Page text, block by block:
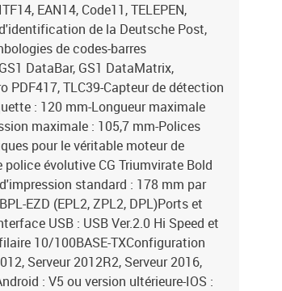
EAN14, Code11, TELEPEN,
d'identification de la Deutsche Post,
de codes-barres
DataBar, GS1 DataMatrix,
PDF417, TLC39-Capteur de détection
: 120 mm-Longueur maximale
maximale : 105,7 mm-Polices
pour le véritable moteur de
évolutive CG Triumvirate Bold
standard : 178 mm par
EZD (EPL2, ZPL2, DPL)Ports et
USB : USB Ver.2.0 Hi Speed et
10/100BASE-TXConfiguration
Serveur 2012R2, Serveur 2016,
: V5 ou version ultérieure-IOS :